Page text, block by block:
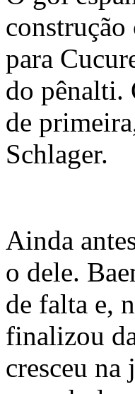
para
do pênalti.
de
Schlager.
Ainda
o dele.
de falta e,
finalizou
cresceu